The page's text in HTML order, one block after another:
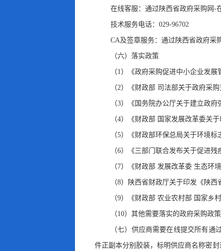
在线客服：通过陕西省政府采购网-
技术服务电话：029-96702
CA及签章服务：通过陕西省政府采
（六）落实政策
（1）《政府采购促进中小企业发
（2）《财政部 司法部关于政府采
（3）《国务院办公厅关于建立政
（4）《财政部 国家发展改革委关
（5）《财政部环保总局关于环境
（6）《三部门联合发布关于促进
（7）《财政部 发展改革委 生态环
（8）陕西省财政厅关于印发《陕
（9）《财政部 农业农村部 国家乡
（10）其他需要落实的政府采购政策
（七） 供应商需要在线提交所有通
件正副本分别胶装，标明供应商名称密封